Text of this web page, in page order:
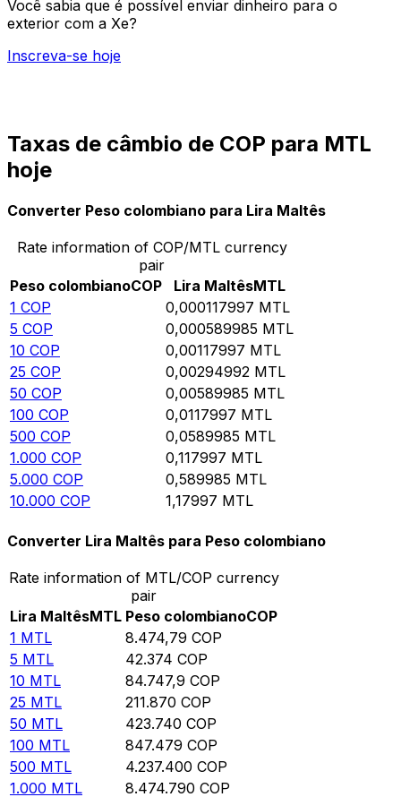
Você sabia que é possível enviar dinheiro para o
exterior com a Xe?
Inscreva-se hoje
Taxas de câmbio de COP para MTL
hoje
Converter Peso colombiano para Lira Maltês
Rate information of COP/MTL currency
pair
Peso colombianoCOP Lira MaltêsMTL
1 COP 0,000117997 MTL
5 COP 0,000589985 MTL
10 COP 0,00117997 MTL
25 COP 0,00294992 MTL
50 COP 0,00589985 MTL
100 COP 0,0117997 MTL
500 COP 0,0589985 MTL
1.000 COP 0,117997 MTL
5.000 COP 0,589985 MTL
10.000 COP 1,17997 MTL
Converter Lira Maltês para Peso colombiano
Rate information of MTL/COP currency
pair
Lira MaltêsMTL Peso colombianoCOP
1 MTL 8.474,79 COP
5 MTL 42.374 COP
10 MTL 84.747,9 COP
25 MTL 211.870 COP
50 MTL 423.740 COP
100 MTL 847.479 COP
500 MTL 4.237.400 COP
1.000 MTL 8.474.790 COP